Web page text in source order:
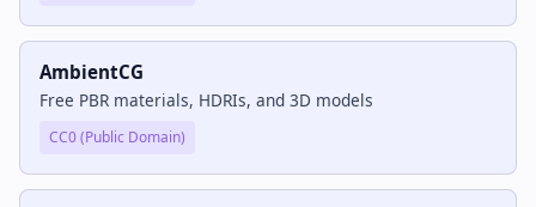
AmbientCG
Free PBR materials, HDRIs, and 3D models
CC0 (Public Domain)